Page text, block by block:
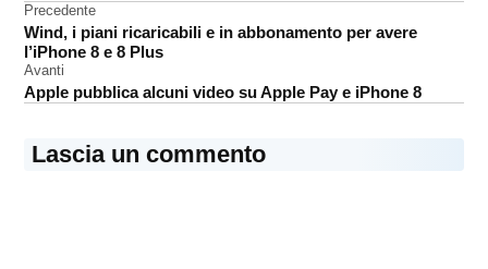
Navigazione
articoli
Precedente
Wind, i piani ricaricabili e in abbonamento per avere
l’iPhone 8 e 8 Plus
Avanti
Apple pubblica alcuni video su Apple Pay e iPhone 8
Lascia un commento